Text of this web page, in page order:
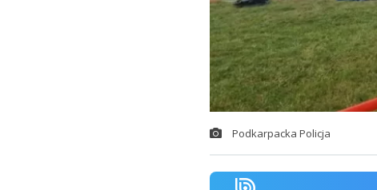
Podkarpacka Policja